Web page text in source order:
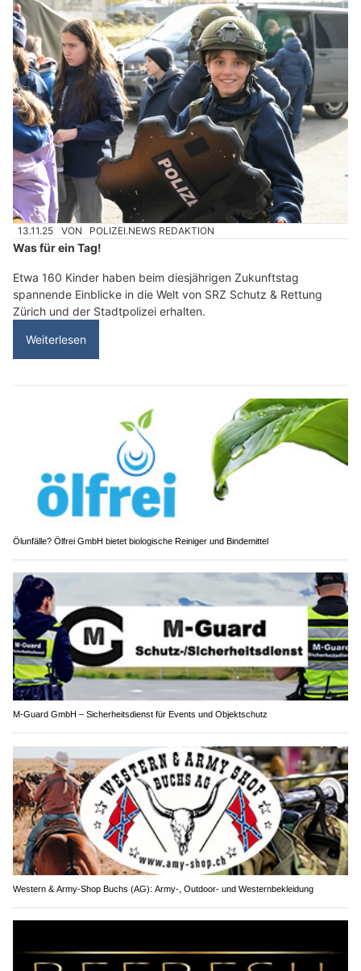
13.11.25 VON POLIZEI.NEWS REDAKTION
Was für ein Tag!
Etwa 160 Kinder haben beim diesjährigen Zukunftstag
spannende Einblicke in die Welt von SRZ Schutz & Rettung
Zürich und der Stadtpolizei erhalten.
Weiterlesen
Ölunfälle? Ölfrei GmbH bietet biologische Reiniger und Bindemittel
M-Guard GmbH – Sicherheitsdienst für Events und Objektschutz
Western & Army-Shop Buchs (AG): Army-, Outdoor- und Westernbekleidung